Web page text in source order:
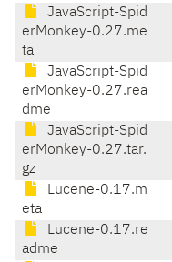
JavaScript-Spid
erMonkey-0.27.me
ta
JavaScript-Spid
erMonkey-0.27.rea
dme
JavaScript-Spid
erMonkey-0.27.tar.
gz
Lucene-0.17.m
eta
Lucene-0.17.re
adme